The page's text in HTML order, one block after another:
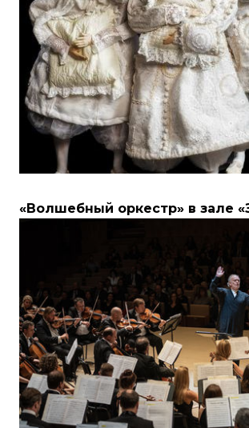
«Волшебный оркестр» в зале